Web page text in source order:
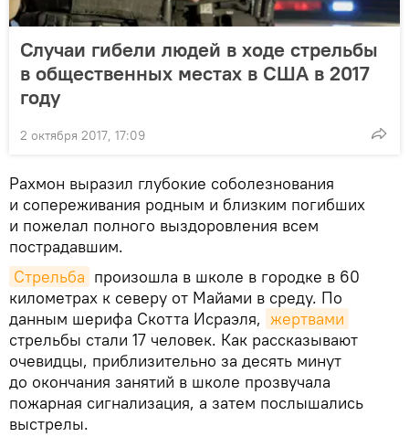
Случаи гибели людей в ходе стрельбы
в общественных местах в США в 2017
году
2 октября 2017, 17:09
Рахмон выразил глубокие соболезнования
и сопереживания родным и близким погибших
и пожелал полного выздоровления всем
пострадавшим.
Стрельба произошла в школе в городке в 60
километрах к северу от Майами в среду. По
данным шерифа Скотта Исраэля, жертвами
стрельбы стали 17 человек. Как рассказывают
очевидцы, приблизительно за десять минут
до окончания занятий в школе прозвучала
пожарная сигнализация, а затем послышались
выстрелы.